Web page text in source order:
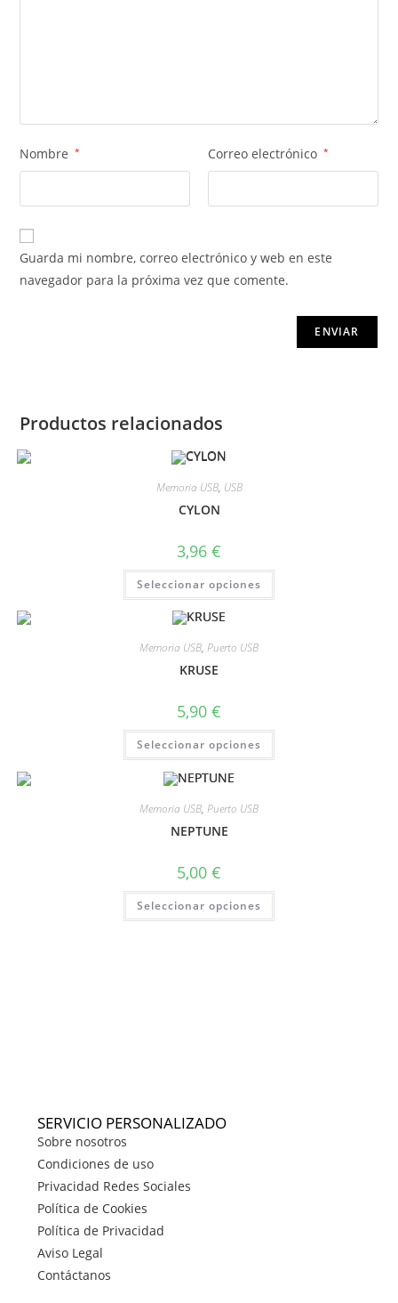
Nombre * Correo electrónico *
Guarda mi nombre, correo electrónico y web en este
navegador para la próxima vez que comente.
Productos relacionados
Memoria USB, USB
CYLON
3,96 €
Seleccionar opciones
Memoria USB, Puerto USB
KRUSE
5,90 €
Seleccionar opciones
Memoria USB, Puerto USB
NEPTUNE
5,00 €
Seleccionar opciones
SERVICIO PERSONALIZADO
Sobre nosotros
Condiciones de uso
Privacidad Redes Sociales
Política de Cookies
Política de Privacidad
Aviso Legal
Contáctanos